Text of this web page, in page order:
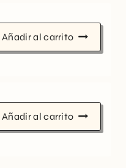
Añadir al carrito
Añadir al carrito